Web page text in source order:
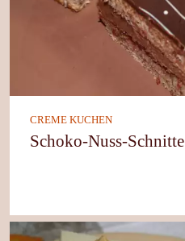
CREME KUCHEN
Schoko-Nuss-Schnitte